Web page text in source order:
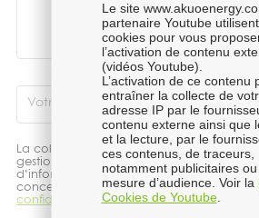
Votre compte LinkedIn
La collecte et le traitement de vos
gestion de votre demande de contact.
d’information concernant le traitement de
concernant vos droits, vous pouvez
confidentialité
du site internet.
Le site
partenaire Youtube
cookies pour vous
l’activation de contenu
(vidéos Youtube).
L’activation de ce contenu
entraîner la collecte de
adresse IP par le
contenu externe ainsi que
et la lecture, par le
ces contenus, de traceurs,
notamment publicitaires
mesure d’audience. Voir la
Cookies de Youtube.